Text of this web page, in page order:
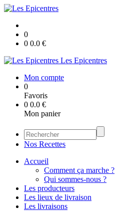
0
0 0.0 €
Les Epicentres
Mon compte
0
Favoris
0 0.0 €
Mon panier
Nos Recettes
Accueil
Comment ça marche ?
Qui sommes-nous ?
Les producteurs
Les lieux de livraison
Les livraisons